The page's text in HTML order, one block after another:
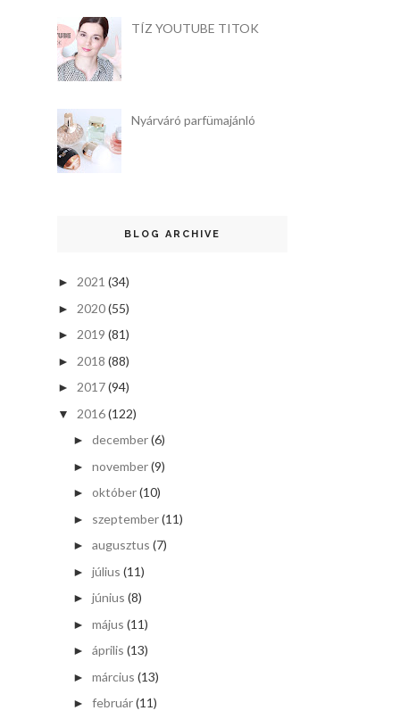
TÍZ YOUTUBE TITOK
Nyárváró parfümajánló
BLOG ARCHIVE
► 2021 (34)
► 2020(55)
► 2019 (81)
► 2018 (88)
► 2017(94)
▼ 2016(122)
► december(6)
► november(9)
► október(10)
► szeptember(11)
► augusztus (7)
► július (11)
► június (8)
► május (11)
► április (13)
► március (13)
► február(11)